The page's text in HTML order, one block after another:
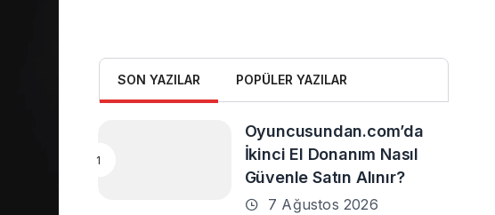
SON YAZILAR POPÜLER YAZILAR
Oyuncusundan.com’da
İkinci El Donanım Nasıl
Güvenle Satın Alınır?
7 Ağustos 2026